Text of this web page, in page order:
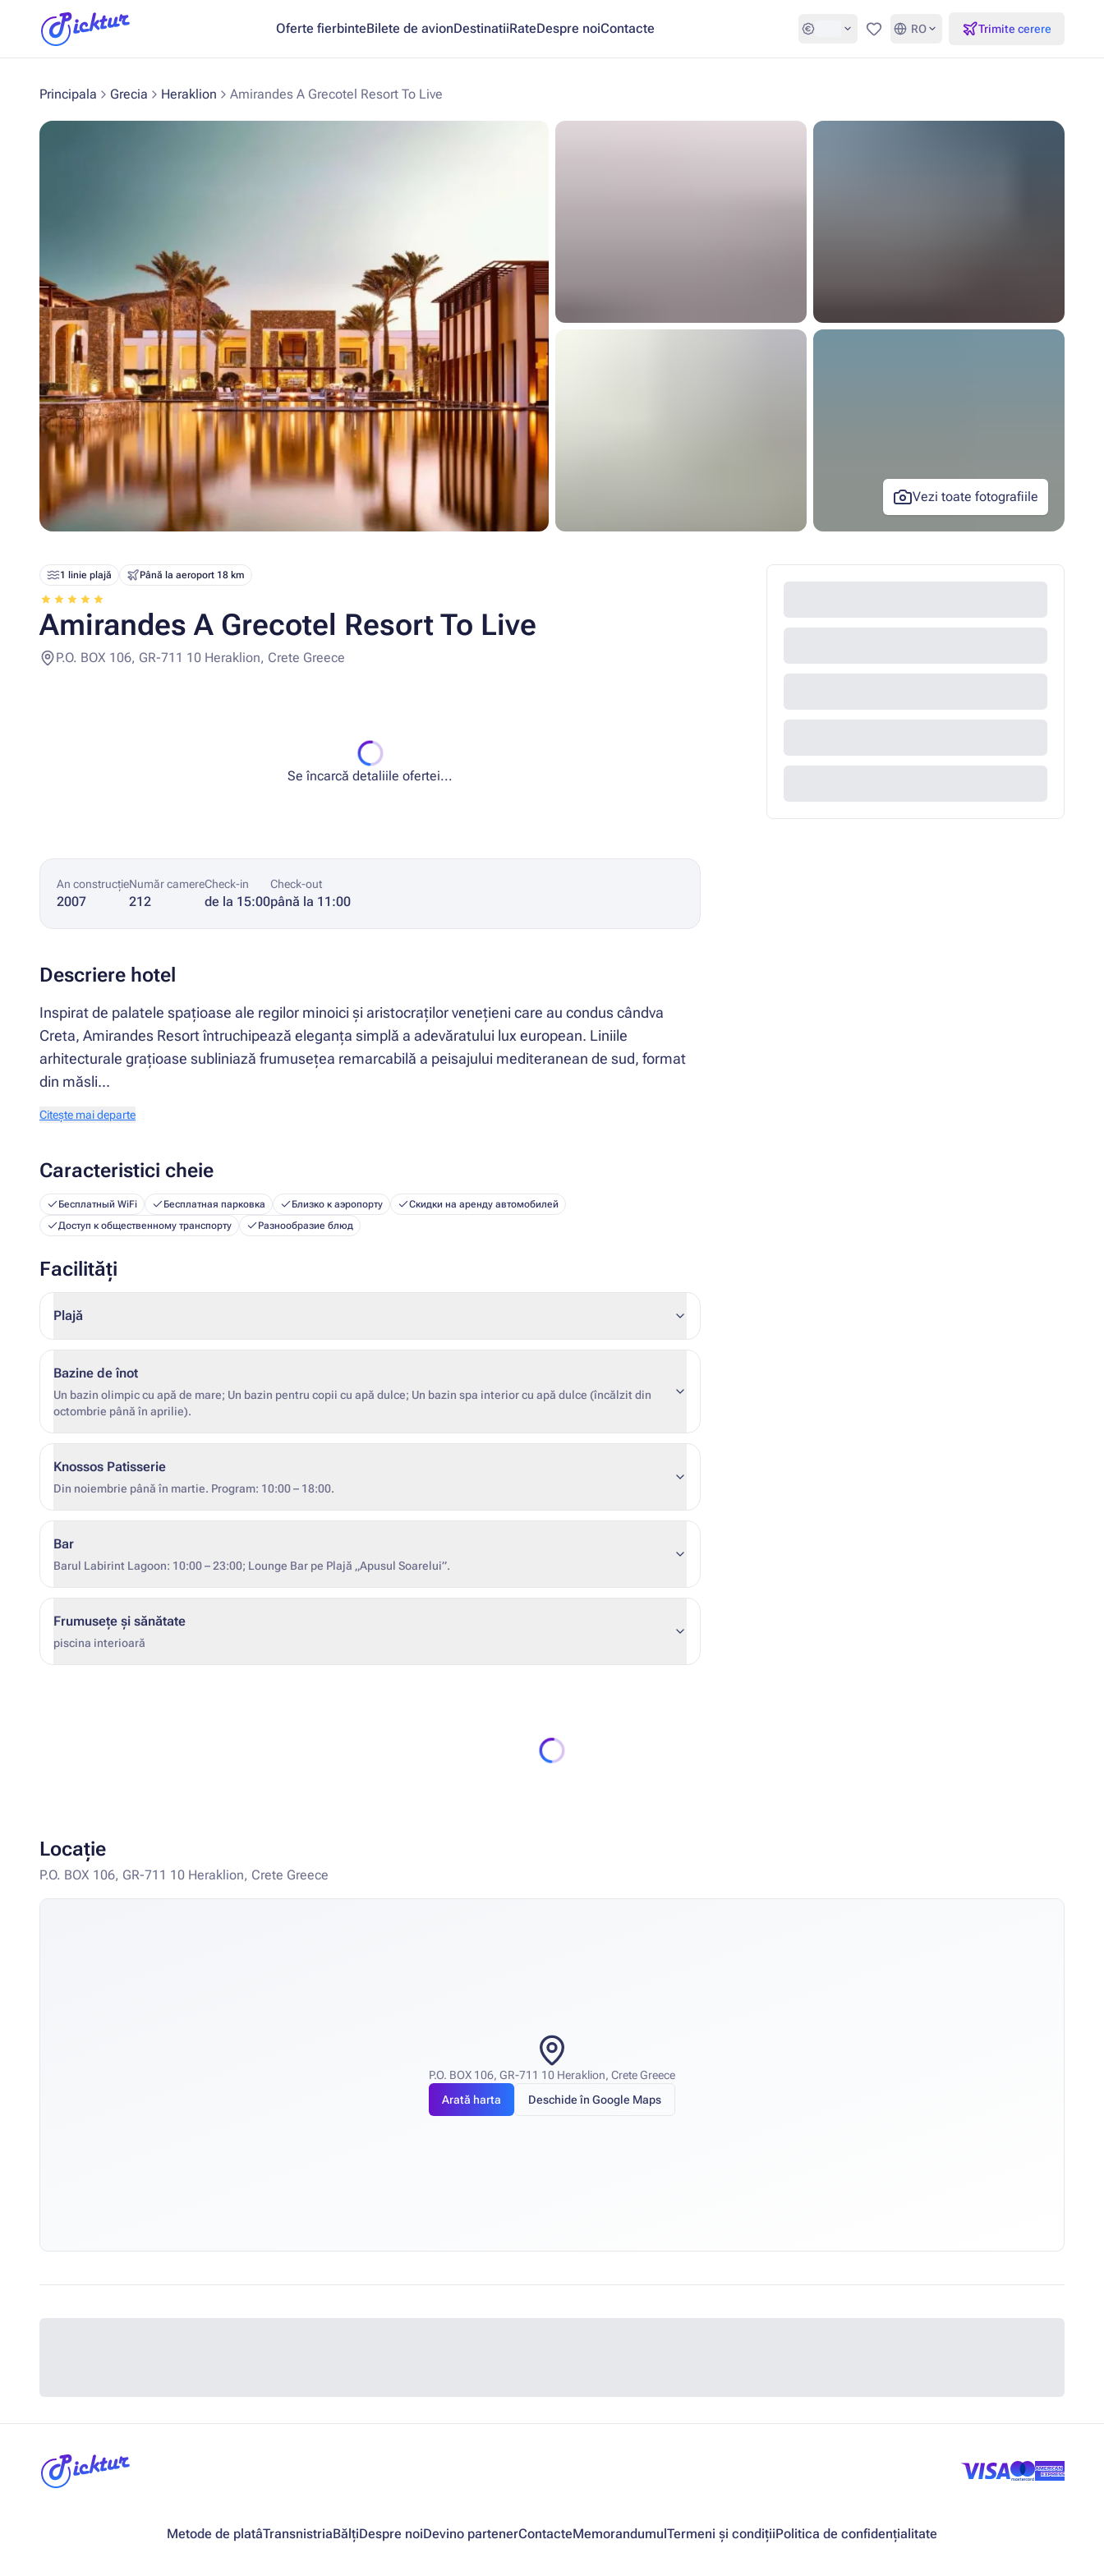
Oferte fierbinteBilete de avionDestinatiiRateDespre noiContacte Favorite
RO Trimite cerere
Principala Grecia Heraklion Amirandes A Grecotel Resort To Live
Vezi toate fotografiile
1 linie plajă Până la aeroport 18 km
Amirandes A Grecotel Resort To Live
P.O. BOX 106, GR-711 10 Heraklion, Crete Greece
Se încarcă detaliile ofertei...
An construcție
2007
Număr camere
212
Check-in
de la 15:00
Check-out
până la 11:00
Descriere hotel
Inspirat de palatele spațioase ale regilor minoici și aristocraților venețieni care au condus cândva
Creta, Amirandes Resort întruchipează eleganța simplă a adevăratului lux european. Liniile
arhitecturale grațioase subliniază frumusețea remarcabilă a peisajului mediteranean de sud, format
din măsli...
Citește mai departe
Caracteristici cheie
Бесплатный WiFi Бесплатная парковка Близко к аэропорту
Скидки на аренду автомобилей
Доступ к общественному транспорту
Разнообразие блюд
Facilități
Plajă
Bazine de înot
Un bazin olimpic cu apă de mare; Un bazin pentru copii cu apă dulce; Un bazin spa interior cu apă dulce (încălzit din
octombrie până în aprilie).
Knossos Patisserie
Din noiembrie până în martie. Program: 10:00 – 18:00.
Bar
Barul Labirint Lagoon: 10:00 – 23:00; Lounge Bar pe Plajă „Apusul Soarelui”.
Frumusețe și sănătate
piscina interioară
Locație
P.O. BOX 106, GR-711 10 Heraklion, Crete Greece
P.O. BOX 106, GR-711 10 Heraklion, Crete Greece
Arată harta
Deschide în Google Maps
Metode de platâTransnistriaBălțiDespre noiDevino partenerContacteMemorandumulTermeni și condițiiPolitica de confidențialitate